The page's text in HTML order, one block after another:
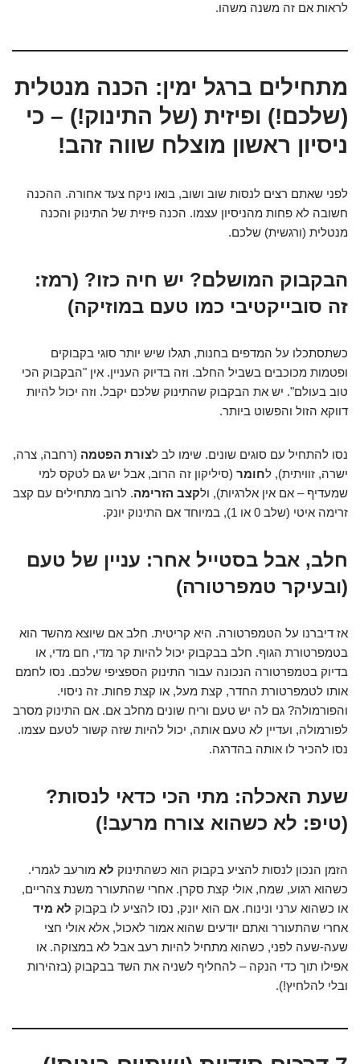
לראות אם זה משנה משהו.
מתחילים ברגל ימין: הכנה מנטלית
(שלכם!) ופיזית (של התינוק!) – כי
ניסיון ראשון מוצלח שווה זהב!
לפני שאתם רצים לנסות שוב ושוב, בואו ניקח צעד אחורה. ההכנה
חשובה לא פחות מהניסיון עצמו. הכנה פיזית של התינוק והכנה
מנטלית (ורגשית) שלכם.
הבקבוק המושלם? יש חיה כזו? (רמז:
זה סובייקטיבי כמו טעם במוזיקה)
כשתסתכלו על המדפים בחנות, תגלו שיש יותר סוגי בקבוקים
ופטמות מכוכבים בשביל החלב. וזה בדיוק העניין. אין "הבקבוק הכי
טוב בעולם". יש את הבקבוק שהתינוק שלכם יקבל. וזה יכול להיות
דווקא הזול והפשוט ביותר.
נסו להתחיל עם סוגים שונים. שימו לב לצורת הפטמה (רחבה, צרה,
ישרה, זוויתית), לחומר (סיליקון זה הרוב, אבל יש גם לטקס למי
שמעדיף – אם אין אלרגיות), ולקצב הזרימה. לרוב מתחילים עם קצב
זרימה איטי (שלב 0 או 1), במיוחד אם התינוק יונק.
חלב, אבל בסטייל אחר: עניין של טעם
(ובעיקר טמפרטורה)
אז דיברנו על הטמפרטורה. היא קריטית. חלב אם שיוצא מהשד הוא
בטמפרטורת הגוף. חלב בבקבוק יכול להיות קר מדי, חם מדי, או
בדיוק בטמפרטורה הנכונה עבור התינוק הספציפי שלכם. נסו לחמם
אותו לטמפרטורת החדר, קצת מעל, או קצת פחות. זה ניסוי.
והפורמולה? גם לה יש טעם וריח שונים מחלב אם. אם התינוק מסרב
לפורמולה, ועדיין לא טעם אותה, יכול להיות שזה קשור לטעם עצמו.
נסו להכיר לו אותה בהדרגה.
שעת האכלה: מתי הכי כדאי לנסות?
(טיפ: לא כשהוא צורח מרעב!)
הזמן הנכון לנסות להציע בקבוק הוא כשהתינוק לא מורעב לגמרי.
כשהוא רגוע, שמח, אולי קצת סקרן. אחרי שהתעורר משנת צהריים,
או כשהוא ערני ונינוח. אם הוא יונק, נסו להציע לו בקבוק לא מיד
אחרי שהתעורר ואתם יודעים שהוא אמור לאכול, אלא אולי חצי
שעה-שעה לפני, כשהוא מתחיל להיות רעב אבל לא במצוקה. או
אפילו תוך כדי הנקה – להחליף לשניה את השד בבקבוק (בזהירות
ובלי להלחיץ!).